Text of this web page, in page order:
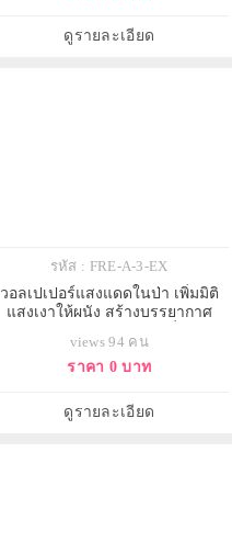
ดูรายละเอียด
รหัส : FRE-A-3-EX
วอลเปเปอร์แสงแดดในป่า เพิ่มมิติ
แสงเงาให้ผนัง สร้างบรรยากาศ
views 94 คน
ราคา 0 บาท
ดูรายละเอียด